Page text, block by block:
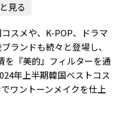
見る
スメや、K-POP、ドラマ
ランドも続々と登場し、
を『美的』フィルターを通
年上半期韓国ベストコス
ワントーンメイクを仕上